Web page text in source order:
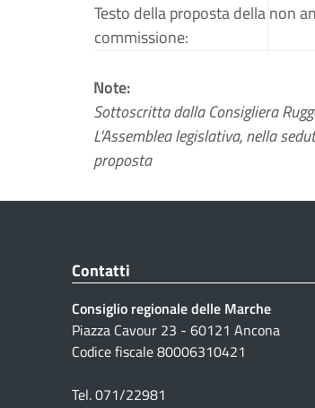
Testo della proposta della
commissione:
non
Note:
Sottoscritta dalla Consigliera
L'Assemblea legislativa, nella
proposta
Contatti
Consiglio regionale delle Marche
Piazza Cavour 23 - 60121 Ancona
Codice fiscale 80006310421
Tel. 071/22981